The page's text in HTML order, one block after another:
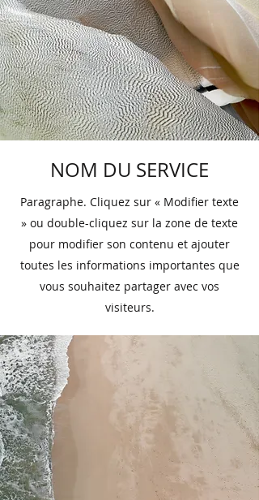
NOM DU SERVICE
Paragraphe. Cliquez sur « Modifier texte
» ou double-cliquez sur la zone de texte
pour modifier son contenu et ajouter
toutes les informations importantes que
vous souhaitez partager avec vos
visiteurs.